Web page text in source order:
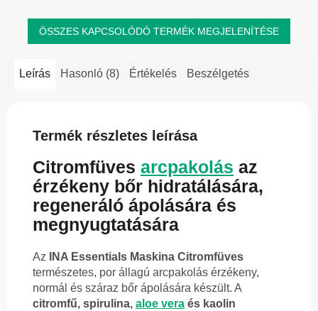
ÖSSZES KAPCSOLÓDÓ TERMÉK MEGJELENÍTÉSE
Leírás Hasonló (8) Értékelés Beszélgetés
Termék részletes leírása
Citromfüves arcpakolás az
érzékeny bőr hidratálására,
regeneráló ápolására és
megnyugtatására
Az
INA Essentials Maskina Citromfüves
természetes, por állagú arcpakolás érzékeny,
normál és száraz bőr ápolására készült. A
citromfű, spirulina, aloe vera és kaolin